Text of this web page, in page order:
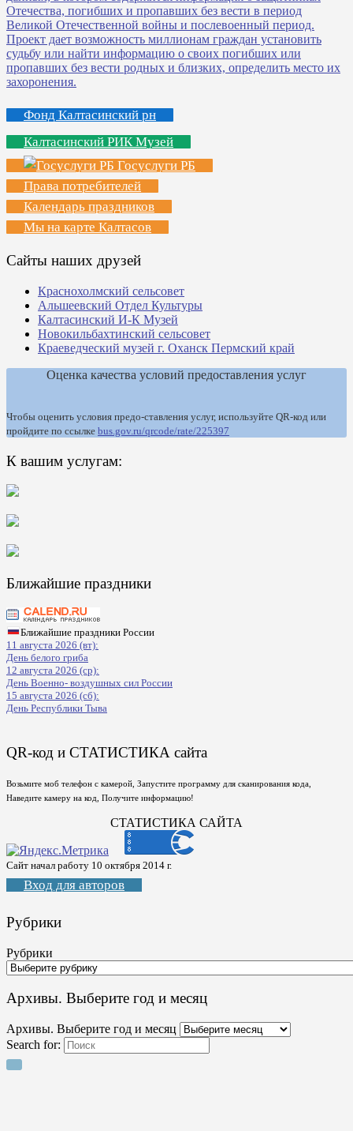
Фонд Калтасинский рн
Калтасинский РИК Музей
Госуслуги РБ
Права потребителей
Календарь праздников
Мы на карте Калтасов
Сайты наших друзей
Краснохолмский сельсовет
Альшеевский Отдел Культуры
Калтасинский И-К Музей
Новокильбахтинский сельсовет
Краеведческий музей г. Оханск Пермский край
Оценка качества условий предоставления услуг
Чтобы оценить условия предо-ставления услуг, используйте QR-код или
пройдите по ссылке bus.gov.ru/qrcode/rate/225397
К вашим услугам:
Ближайшие праздники
Ближайшие праздники России
11 августа 2026 (вт):
День белого гриба
12 августа 2026 (ср):
День Военно- воздушных сил России
15 августа 2026 (сб):
День Республики Тыва
QR-код и СТАТИСТИКА сайта
Возьмите моб телефон с камерой, Запустите программу для сканирования кода,
Наведите камеру на код, Получите информацию!
СТАТИСТИКА САЙТА
Сайт начал работу 10 октября 2014 г.
Вход для авторов
Рубрики
Рубрики
Архивы. Выберите год и месяц
Архивы. Выберите год и месяц
Search for: